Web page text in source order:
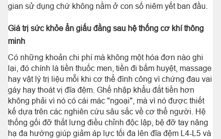
gian sử dụng chứ không nằm ở con số niêm yết ban đầu.
Giá trị sức khỏe ẩn giấu đằng sau hệ thống cơ khí thông
minh
Có những khoản chi phí mà không một hóa đơn nào ghi
lại, đó chính là tiền thuốc men, tiền đi bấm huyệt, massage
hay vật lý trị liệu mỗi khi cơ thể đình công vì chứng đau vai
gáy hay thoát vị đĩa đệm. Ghế nhập khẩu đắt tiền hơn
không phải vì nó có cái mác "ngoại", mà vì nó được thiết
kế dựa trên các nghiên cứu sâu sắc về cơ thể người. Hệ
thống gối đỡ thắt lưng điều chỉnh độc lập, bệ đỡ tay nâng
hạ đa hướng giúp giảm áp lực tối đa lên đĩa đệm L4-L5 và